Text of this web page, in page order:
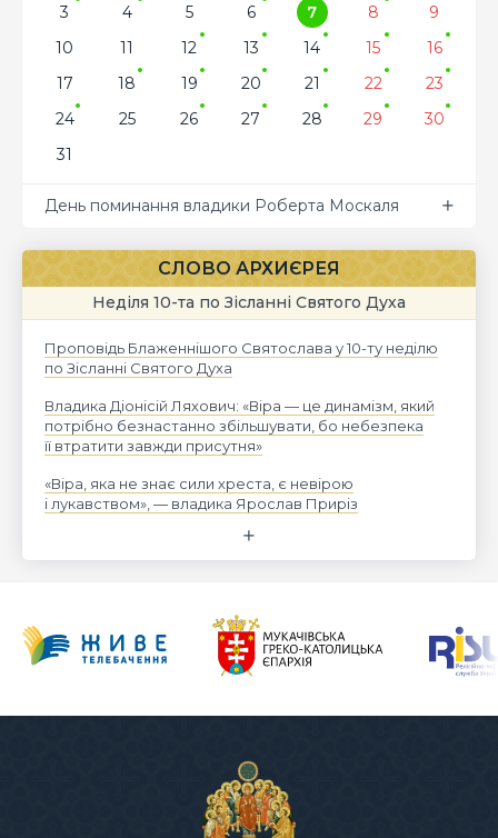
3
4 5 6 7 8
9
10
11 12 13 14 15
16
17
18 19 20 21 22
23
24
25 26 27 28 29
30
31
День поминання владики Роберта Москаля
СЛОВО АРХИЄРЕЯ
Неділя 10-та по Зісланні Святого Духа
Проповідь Блаженнішого Святослава у 10-ту неділю
по Зісланні Святого Духа
Владика Діонісій Ляхович: «Віра — це динамізм, який
потрібно безнастанно збільшувати, бо небезпека
її втратити завжди присутня»
«Віра, яка не знає сили хреста, є невірою
і лукавством», — владика Ярослав Приріз